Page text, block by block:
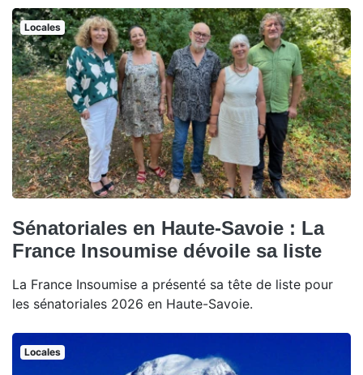
Locales
Sénatoriales en Haute-Savoie : La
France Insoumise dévoile sa liste
La France Insoumise a présenté sa tête de liste pour
les sénatoriales 2026 en Haute-Savoie.
Locales